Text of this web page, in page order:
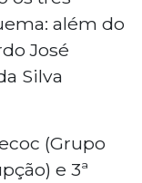
além do
José
Silva
(Grupo
e 3ª